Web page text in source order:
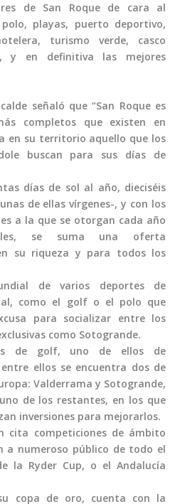
de San Roque de cara al
playas, puerto deportivo,
turismo verde, casco
y en definitiva las mejores
señaló que “San Roque es
completos que existen en
en su territorio aquello que los
buscan para sus días de
días de sol al año, dieciséis
de ellas vírgenes-, y con los
a la que se otorgan cada año
se suma una oferta
su riqueza y para todos los
de varios deportes de
como el golf o el polo que
para socializar entre los
como Sotogrande.
de golf, uno de ellos de
ellos se encuentra dos de
Valderrama y Sotogrande,
de los restantes, en los que
inversiones para mejorarlos.
cita competiciones de ámbito
a numeroso público de todo el
la Ryder Cup, o el Andalucía
copa de oro, cuenta con la